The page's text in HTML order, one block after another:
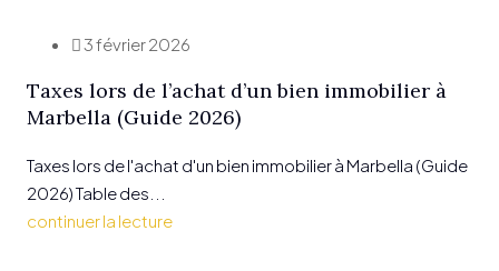
3 février 2026
Taxes lors de l’achat d’un bien immobilier à
Marbella (Guide 2026)
Taxes lors de l'achat d'un bien immobilier à Marbella (Guide
2026) Table des...
continuer la lecture